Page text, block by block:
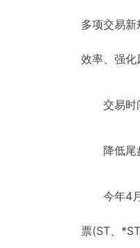
多项交易
效率、强化
交易时
降低尾
今年4
票(ST、